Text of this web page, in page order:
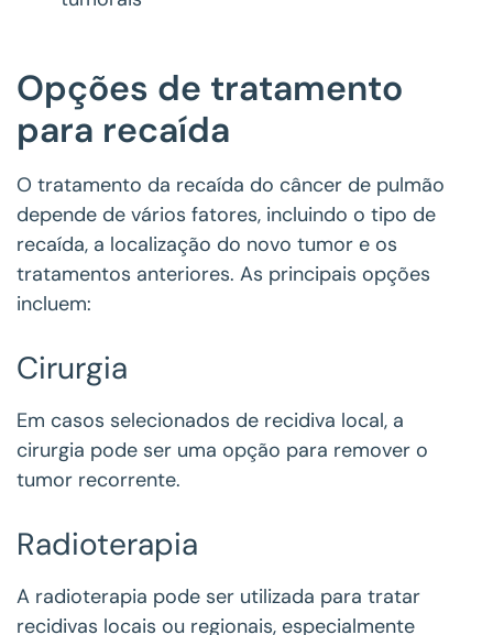
Opções de tratamento
para recaída
O tratamento da recaída do câncer de pulmão
depende de vários fatores, incluindo o tipo de
recaída, a localização do novo tumor e os
tratamentos anteriores. As principais opções
incluem:
Cirurgia
Em casos selecionados de recidiva local, a
cirurgia pode ser uma opção para remover o
tumor recorrente.
Radioterapia
A radioterapia pode ser utilizada para tratar
recidivas locais ou regionais, especialmente